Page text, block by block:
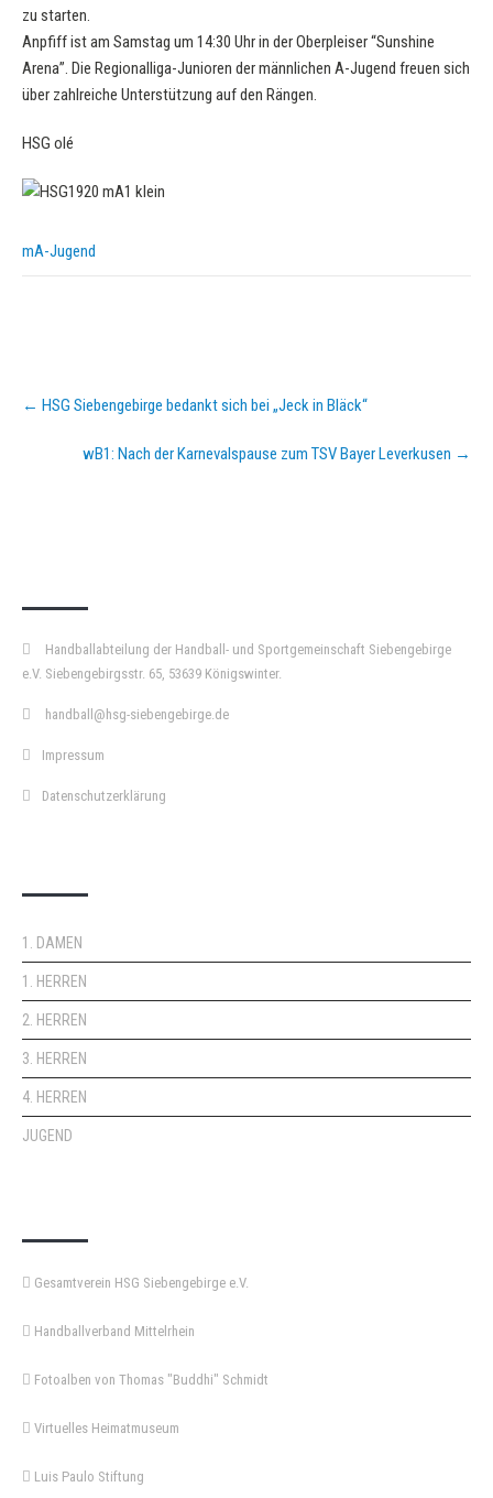
zu starten.
Anpfiff ist am Samstag um 14:30 Uhr in der Oberpleiser “Sunshine
Arena”. Die Regionalliga-Junioren der männlichen A-Jugend freuen sich
über zahlreiche Unterstützung auf den Rängen.
HSG olé
mA-Jugend
Post
navigation
← HSG Siebengebirge bedankt sich bei „Jeck in Bläck“
wB1: Nach der Karnevalspause zum TSV Bayer Leverkusen →
Handballabteilung der Handball- und Sportgemeinschaft Siebengebirge
e.V. Siebengebirgsstr. 65, 53639 Königswinter.
handball@hsg-siebengebirge.de
Impressum
Datenschutzerklärung
1. DAMEN
1. HERREN
2. HERREN
3. HERREN
4. HERREN
JUGEND
Gesamtverein HSG Siebengebirge e.V.
Handballverband Mittelrhein
Fotoalben von Thomas "Buddhi" Schmidt
Virtuelles Heimatmuseum
Luis Paulo Stiftung